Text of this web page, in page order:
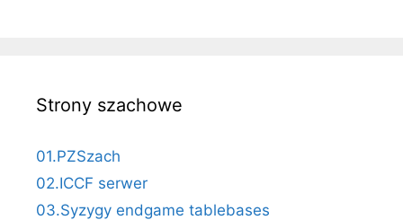
Strony szachowe
01.PZSzach
02.ICCF serwer
03.Syzygy endgame tablebases